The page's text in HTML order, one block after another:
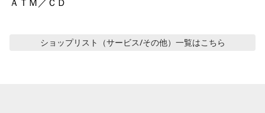
ショップリスト（サービス/その他） 一覧はこちら